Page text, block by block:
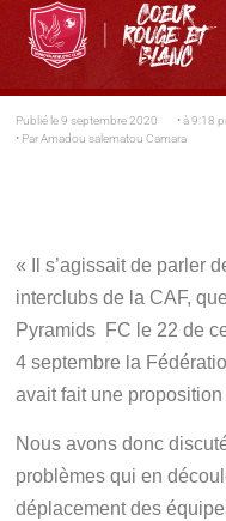
Publié le 9 septembre 2020 • à 9:18
• ParAmadou salematou Camara
« Il s’agissait de parler
interclubs de la CAF,
Pyramids FC le 22 de
4 septembre la
avait fait une
Nous avons donc
problèmes qui en
déplacement des